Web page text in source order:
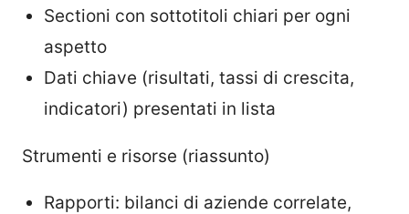
Sectioni con sottotitoli chiari per ogni
aspetto
Dati chiave (risultati, tassi di crescita,
indicatori) presentati in lista
Strumenti e risorse (riassunto)
Rapporti: bilanci di aziende correlate,